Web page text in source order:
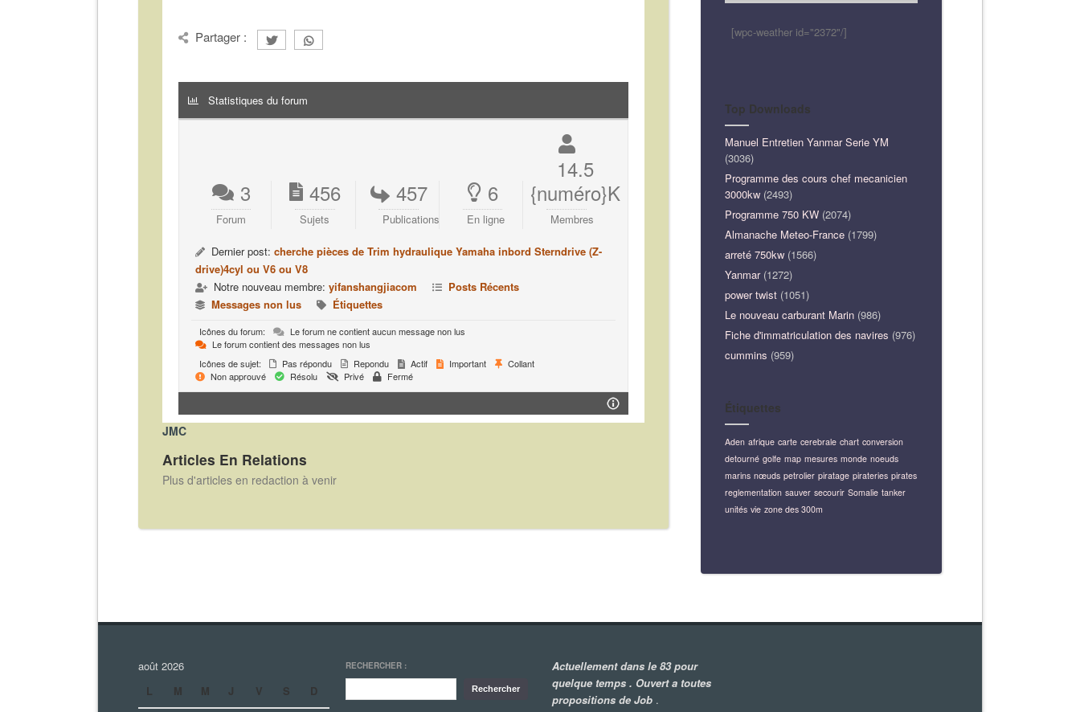
Partager :
Statistiques du forum
3
Forum
456
Sujets
457
Publications
6
En ligne
14.5
{numéro}K
Membres
Dernier post: cherche pièces de Trim hydraulique Yamaha inbord Sterndrive (Z-
drive)4cyl ou V6 ou V8
Notre nouveau membre: yifanshangjiacom
Posts Récents
Messages non lus
Étiquettes
Icônes du forum:
Le forum ne contient aucun message non lus
Le forum contient des messages non lus
Icônes de sujet:
Pas répondu Repondu Actif Important
Collant
Non approuvé
Résolu Privé Fermé
JMC
Articles En Relations
Plus d'articles en redaction à venir
[wpc-weather id="2372"/]
Top Downloads
Manuel Entretien Yanmar Serie YM
(3036)
Programme des cours chef mecanicien
3000kw (2493)
Programme 750 KW (2074)
Almanache Meteo-France (1799)
arreté 750kw (1566)
Yanmar(1272)
power twist (1051)
Le nouveau carburant Marin (986)
Fiche d'immatriculation des navires (976)
cummins (959)
Étiquettes
Aden afrique carte cerebrale chart conversion
detourné golfe map mesures monde noeuds
marins nœuds petrolier piratage pirateries pirates
reglementation sauver secourir Somalie tanker
unités vie zone des 300m
août 2026
L
M M J V S D
RECHERCHER :
Actuellement dans le 83 pour
quelque temps . Ouvert a toutes
propositions de Job .